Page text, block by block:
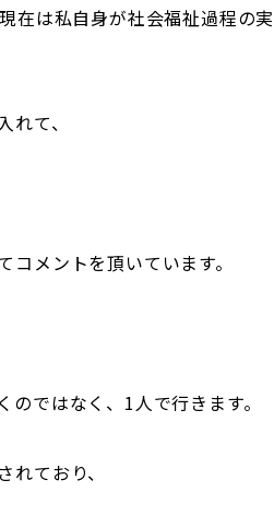
在は私自身が社会福祉過程の実
て、
メントを頂いています。
ではなく、1人で行きます。
ており、